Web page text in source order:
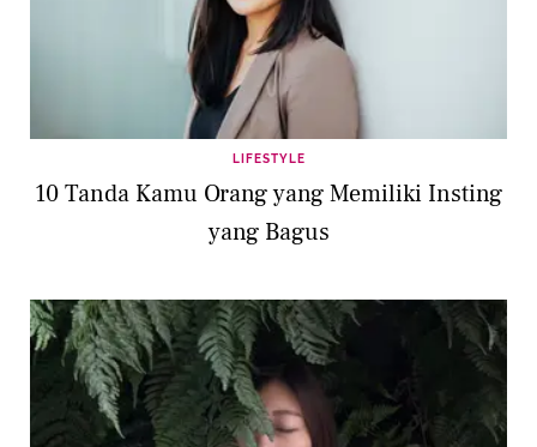
LIFESTYLE
10 Tanda Kamu Orang yang Memiliki Insting
yang Bagus